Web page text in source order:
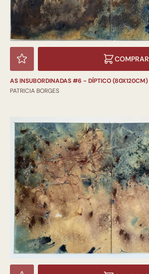
COMPRAR
AS INSUBORDINADAS #6 - DÍPTICO (80X120CM)
PATRICIA BORGES